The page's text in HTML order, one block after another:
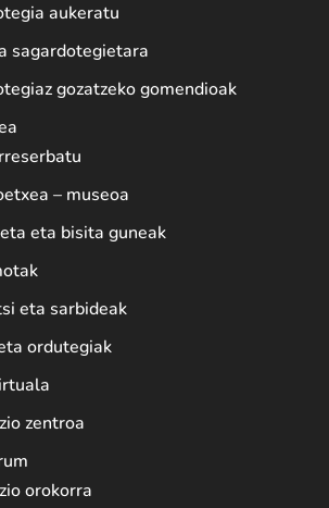
aukeratu
sagardotegietara
gozatzeko gomendioak
– museoa
eta bisita guneak
eta sarbideak
ordutegiak
zentroa
orokorra